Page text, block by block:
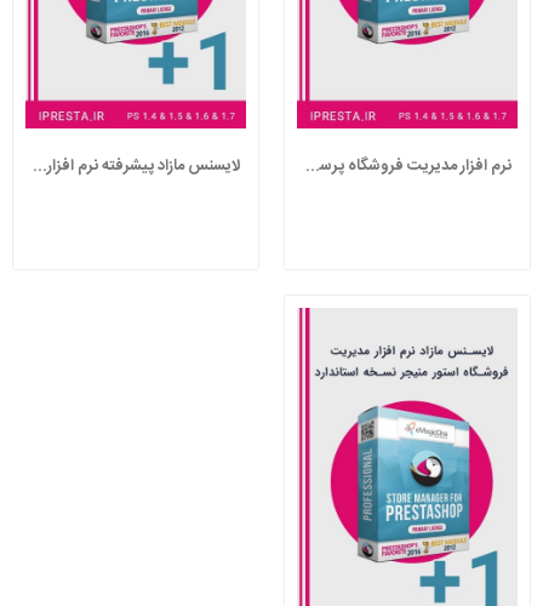
نرم افزار مدیریت فروشگاه پرستاشاپ Store... لایسنس مازاد پیشرفته نرم افزار مدیریت...